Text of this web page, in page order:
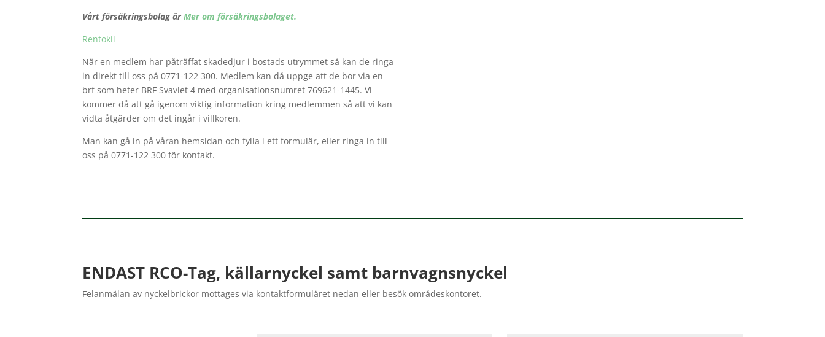
Vårt försäkringsbolag ärMer om försäkringsbolaget.
Rentokil
När en medlem har påträffat skadedjur i bostads utrymmet så kan de ringa
in direkt till oss på 0771-122 300. Medlem kan då uppge att de bor via en
brf som heter BRF Svavlet 4 med organisationsnumret 769621-1445. Vi
kommer då att gå igenom viktig information kring medlemmen så att vi kan
vidta åtgärder om det ingår i villkoren.
Man kan gå in på våran hemsidan och fylla i ett formulär, eller ringa in till
oss på 0771-122 300 för kontakt.
ENDAST RCO-Tag, källarnyckel samt barnvagnsnyckel
Felanmälan av nyckelbrickor mottages via kontaktformuläret nedan eller besök områdeskontoret.